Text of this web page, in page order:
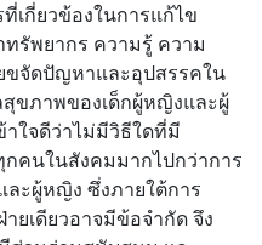
เกี่ยวข้องในการแก้ไข
รัพยากร ความรู้ ความ
ขจัดปัญหาและอุปสรรคใน
ขภาพของเด็กผู้หญิงและผู้
ใจดีว่าไม่มีวิธีใดที่มี
คนในสังคมมากไปกว่าการ
ะผู้หญิง ซึ่งภายใต้การ
ยเดียวอาจมีข้อจำกัด จึง